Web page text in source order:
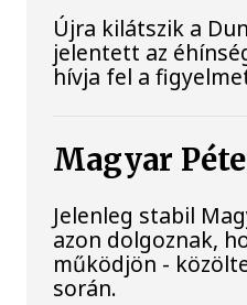
Újra kilátszik a
jelentett az
hívja fel a
Magyar
Jelenleg stabil
azon dolgoznak,
működjön -
során.